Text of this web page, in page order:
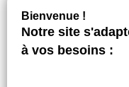
telles que les cookies pour
appareils. Le fait de
traiter des données telles
uniques sur ce site. Le fait
consentement peut avoir